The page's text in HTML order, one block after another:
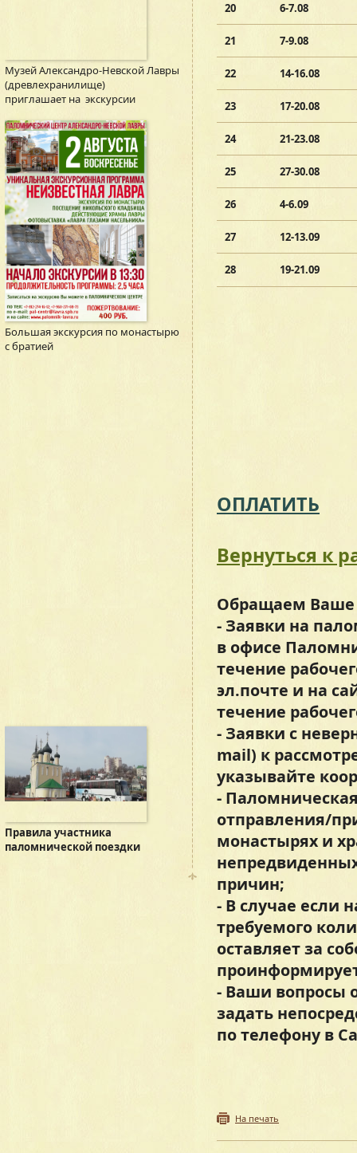
Музей Александро-Невской Лавры
(древлехранилище)
приглашает на экскурсии
Большая экскурсия по монастырю
с братией
Правила участника
паломнической поездки
20 6-7.08
21 7-9.08
22 14-16.08
23 17-20.08
24 21-23.08
25 27-30.08
26 4-6.09
27 12-13.09
28 19-21.09
ОПЛАТИТЬ
Вернуться к
Обращаем Ваше
- Заявки на
в офисе
течение
эл.почте и на
течение
- Заявки с
mail) к
указывайте
-
отправления/
монастырях и
причин;
- В случае если
требуемого
оставляет за
- Ваши вопросы
задать
по телефону в
На печать